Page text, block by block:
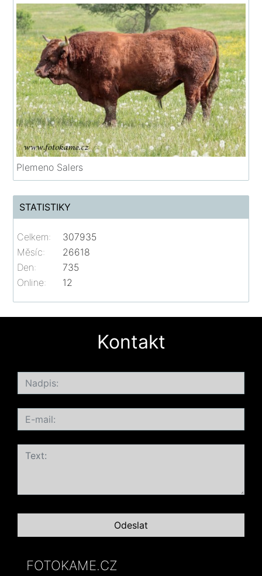
Plemeno Salers
STATISTIKY
Online: 12
Celkem:
307935
Měsíc:
26618
Den:
735
Kontakt
FOTOKAME.CZ